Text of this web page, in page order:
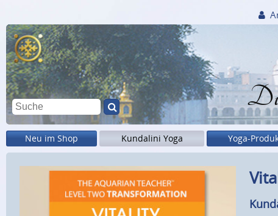
Neu im Shop Kundalini Yoga Yoga-